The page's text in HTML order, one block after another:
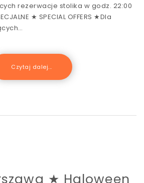
rezerwacje stolika w godz. 22:00
★ SPECIAL OFFERS ★Dla
Czytaj dalej...
★ Haloween